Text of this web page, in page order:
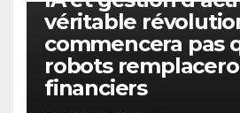
véritable
commencera pas
robots
financiers